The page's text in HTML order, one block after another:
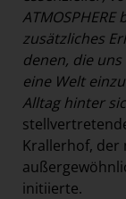
zusätzliches
denen, die
eine Welt
Alltag hinter
Krallerhof, der
initiierte.